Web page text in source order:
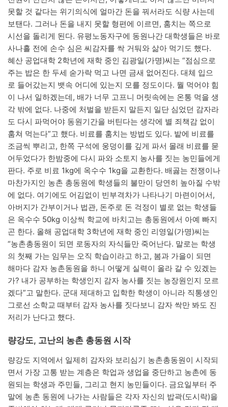
못할 것 같다는 위기의식에 얼마간 돈을 꿔서라도 식량 사는데
보탠다. 그러나 돈을 내지 못할 형편에 이르면, 훔치는 쪽으로
시선을 돌리게 된다. 유평노동자구에 동원나간 대학생들은 바로
사나흘 전에 손수 심은 씨감자를 싹 거둬와 삶아 먹기도 했다.
혜산 공업대학 2학년에 재학 중인 김광일(가명)씨는 “점심으로
주는 밥은 한 두세 숟가락 먹고 나면 금새 없어진다. 대체 입으
로 들어갔는지 뱃속 어디에 있는지 모를 정도이다. 뭘 먹어야 힘
이 나서 일하겠는데, 배가 너무 고프니 머릿속에는 온통 먹을 생
각 밖에 없다. 나중에 처벌을 받든지 말든지 일단 심었던 감자라
도 다시 파먹어야 동원기간을 버틴다는 생각에 별 죄책감 없이
훔쳐 먹는다”고 했다. 비료를 훔치는 방법도 있다. 밭에 비료를
조금씩 뿌리고, 한쪽 구석에 웅덩이를 깊게 파서 몰래 비료를 묻
어두었다가 한밤중에 다시 파와 소토지 농사를 짓는 농민들에게
판다. 주로 비료 1kg에 옥수수 1kg을 교환한다. 배곯는 전쟁이나
마찬가지인 농촌 총동원에 학생들의 불만이 당연히 높아질 수밖
에 없다. 여기에도 어김없이 빈부격차가 나타나기 마련이어서,
아버지가 간부이거나 법관, 돈주로 돈 걱정이 별로 없는 학생들
은 옥수수 50kg 이상씩 학교에 바치고는 총동원에서 아예 빠지
곤 한다. 올해 공업대학 3학년에 재학 중인 리영일(가명)씨는
“농촌총동원이 되면 로동자의 자식들만 죽어난다. 말로는 학생
의 첫째 가는 임무는 오직 학습이라고 하고, 봄과 가을이 되면
해마다 감자 농촌동원을 하니 어떻게 실력이 올라 갈 수 있겠는
가? 내가 공부하는 학생인지 감자 농사를 짓는 농장원인지 모르
겠다”고 말한다. 군대 제대하고 입학한 학생이 아니라 직통생인
그로선 소학교 때부터 감자 농사를 짓다보니 감자 싹만 봐도 진
저리가 난다고 했다.
량강도, 고난의 농촌 총동원 시작
량강도 지역에서 일제히 감자와 보리심기 농촌총동원이 시작되
면서 가장 고통 받는 계층은 학업과 생업을 중단하고 농촌에 동
원되는 학생과 주민들, 그리고 현지 농민들이다. 금요일부터 주
말에 농촌 동원에 나가는 사람들은 각자 자신의 밥곽(도시락)을